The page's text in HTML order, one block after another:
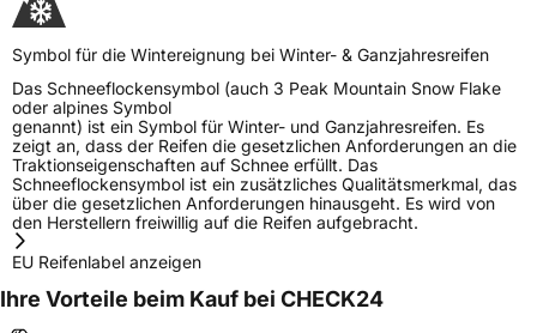
Symbol für die Wintereignung bei Winter- & Ganzjahresreifen
Das Schneeflockensymbol (auch 3 Peak Mountain Snow Flake
oder alpines Symbol
genannt) ist ein Symbol für Winter- und Ganzjahresreifen. Es
zeigt an, dass der Reifen die gesetzlichen Anforderungen an die
Traktionseigenschaften auf Schnee erfüllt. Das
Schneeflockensymbol ist ein zusätzliches Qualitätsmerkmal, das
über die gesetzlichen Anforderungen hinausgeht. Es wird von
den Herstellern freiwillig auf die Reifen aufgebracht.
EU Reifenlabel anzeigen
Ihre Vorteile beim Kauf bei CHECK24